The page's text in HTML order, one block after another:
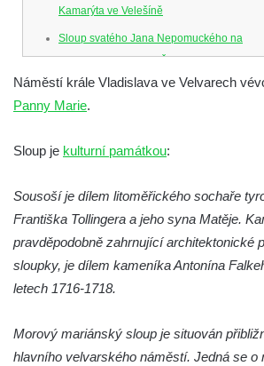
Kamarýta ve Velešíně
Sloup svatého Jana Nepomuckého na
náměstí J. Gurreho v Římově
Sloup Nejsvětější Trojice v Mirošovicích
Sloup se sochou Bolestného Krista (Ecce
Republiky v Duchcově
Sloup Panny Marie u kostela Nalezení
svatého Kříže ve Frýdlantu
Sloup Panny Marie v Hostinném
Sloup Nejsvětější Trojice v Krásné u
Náměstí krále Vladislava ve Velvarech
Panny Marie.
Sloup je kulturní památkou:
Sousoší je dílem litoměřického sochaře
Františka Tollingera a jeho syna Matěje.
pravděpodobně zahrnující architektonické
sloupky, je dílem kameníka Antonína
letech 1716-1718.
Morový mariánský sloup je situován
hlavního velvarského náměstí. Jedná se o